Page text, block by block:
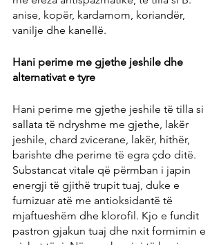
anise, kopër, kardamom, koriandër,
vanilje dhe kanellë.
Hani perime me gjethe jeshile dhe
alternativat e tyre
Hani perime me gjethe jeshile të tilla si
sallata të ndryshme me gjethe, lakër
jeshile, chard zvicerane, lakër, hithër,
barishte dhe perime të egra çdo ditë.
Substancat vitale që përmban i japin
energji të gjithë trupit tuaj, duke e
furnizuar atë me antioksidantë të
mjaftueshëm dhe klorofil. Kjo e fundit
pastron gjakun tuaj dhe nxit formimin e